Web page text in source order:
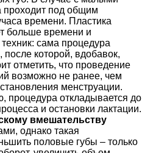
проходит под общим
времени. Пластика
больше времени и
сама процедура
, после которой, вдобавок,
отметить, что проведение
возможно не ранее, чем
менструации.
процедура откладывается до
и остановки лактации.
вмешательству
однако такая
половые губы – только